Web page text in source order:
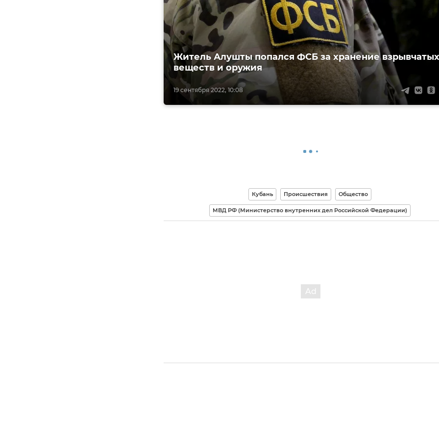
19 сентября 2022, 10:08
Житель Алушты попался ФСБ за хранение взрывчатых
веществ и оружия
Кубань Происшествия Общество
МВД РФ (Министерство внутренних дел Российской Федерации)